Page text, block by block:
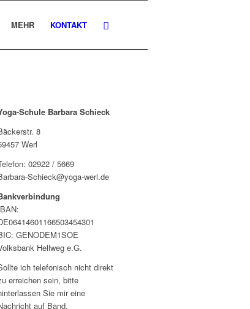
MEHR KONTAKT
Schule Barbara Schieck
8
Werl
02922 / 5669
Schieck@yoga-werl.de
GENODEM1SOE
Hellweg e.G.
ich telefonisch nicht direkt
erreichen sein, bitte
Sie mir eine
auf Band.